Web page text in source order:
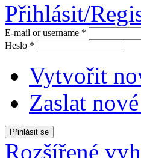
Přihlásit/
E-mail or username *
Heslo *
Vytvořit
Zaslat
Rozšířené